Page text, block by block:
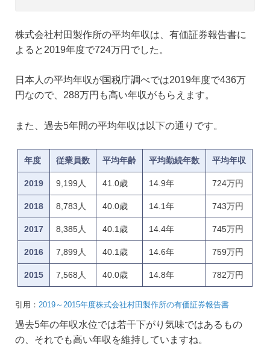
株式会社村田製作所の平均年収は、有価証券報告書に
よると2019年度で724万円でした。
日本人の平均年収が国税庁調べでは2019年度で436万
円なので、288万円も高い年収がもらえます。
また、過去5年間の平均年収は以下の通りです。
年度 従業員数 平均年齢 平均勤続年数 平均年収
2019 9,199人 41.0歳 14.9年 724万円
2018 8,783人 40.0歳 14.1年 743万円
2017 8,385人 40.1歳 14.4年 745万円
2016 7,899人 40.1歳 14.6年 759万円
2015 7,568人 40.0歳 14.8年 782万円
引用： 2019～2015年度株式会社村田製作所の有価証券報告書
過去5年の年収水位では若干下がり気味ではあるもの
の、それでも高い年収を維持していますね。